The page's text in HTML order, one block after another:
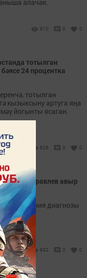
алачак.
810 0 0
тотылган
24 процентка
тотылган
кызыксыну артуга яңа
йогынты ясаган.
826 0 0
Куравлев авыр
ята
пневмония диагнозы
932 0 0